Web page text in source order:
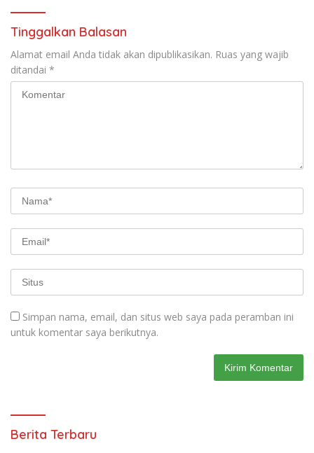
Tinggalkan Balasan
Alamat email Anda tidak akan dipublikasikan. Ruas yang wajib
ditandai *
Simpan nama, email, dan situs web saya pada peramban ini
untuk komentar saya berikutnya.
Berita Terbaru